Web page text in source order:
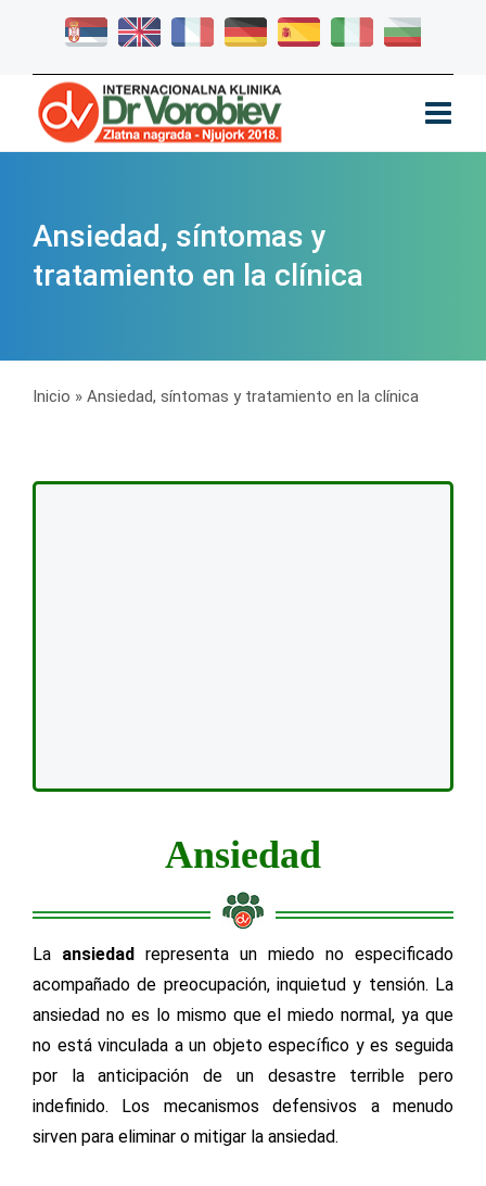
Ansiedad, síntomas y
tratamiento en la clínica
Inicio » Ansiedad, síntomas y tratamiento en la clínica
Ansiedad
La ansiedad representa un miedo no especificado
acompañado de preocupación, inquietud y tensión. La
ansiedad no es lo mismo que el miedo normal, ya que
no está vinculada a un objeto específico y es seguida
por la anticipación de un desastre terrible pero
indefinido. Los mecanismos defensivos a menudo
sirven para eliminar o mitigar la ansiedad.